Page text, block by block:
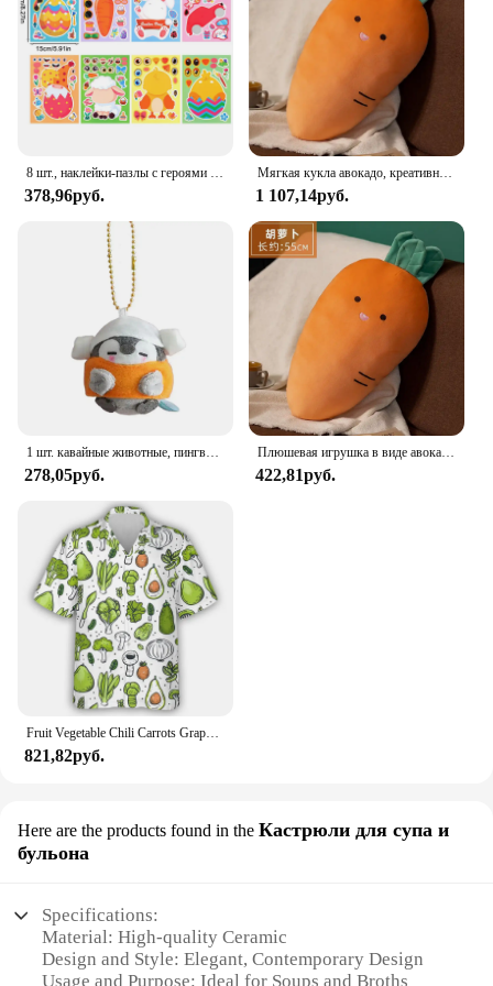
378,96руб.
Мягкая кукла авокадо, креативная новая плюшевая подушка для обеда, банана, моркови, грибная автомобильная подушка, кукла, подарок для подруги
1 107,14руб.
1 шт. кавайные животные, пингвин, плюшевые куклы, морковь, динозавр, мороженое, пингвин, мягкая плюшевая подвеска, брелок, игрушки, подарки для детей
278,05руб.
Плюшевая игрушка в виде авокадо, банана, моркови, грибов, декоративная подушка для сна, подушка для кровати, дивана, милая кукла, подарок на день рождения, для девочек и мальчиков, новая идея
422,81руб.
Fruit Vegetable Chili Carrots Graphic Shirts For Men Clothes Vegan Chef Tomatoes Cauliflower Beach Shirt Fashion Male Streetwear
821,82руб.
Here are the products found in the Кастрюли для супа и
бульона
Specifications:
Material: High-quality Ceramic
Design and Style: Elegant, Contemporary Design
Usage and Purpose: Ideal for Soups and Broths